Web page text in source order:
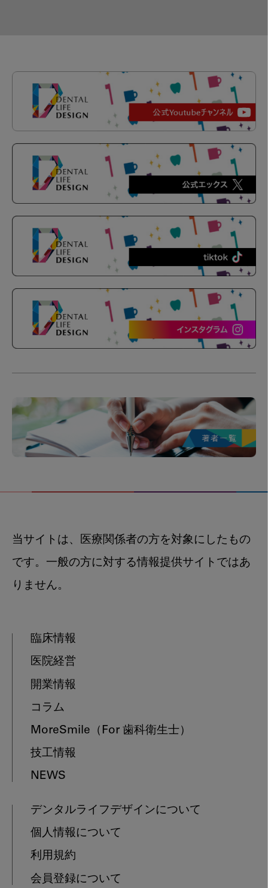
当サイトは、医療関係者の方を対象にしたもの
です。一般の方に対する情報提供サイトではあ
りません。
臨床情報
医院経営
開業情報
コラム
MoreSmile （For 歯科衛生士）
技工情報
NEWS
デンタルライフデザインについて
個人情報について
利用規約
会員登録について